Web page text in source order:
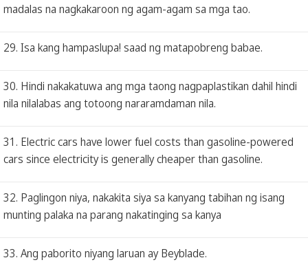
madalas na nagkakaroon ng agam-agam sa mga tao.
29. Isa kang hampaslupa! saad ng matapobreng babae.
30. Hindi nakakatuwa ang mga taong nagpaplastikan dahil hindi
nila nilalabas ang totoong nararamdaman nila.
31. Electric cars have lower fuel costs than gasoline-powered
cars since electricity is generally cheaper than gasoline.
32. Paglingon niya, nakakita siya sa kanyang tabihan ng isang
munting palaka na parang nakatinging sa kanya
33. Ang paborito niyang laruan ay Beyblade.